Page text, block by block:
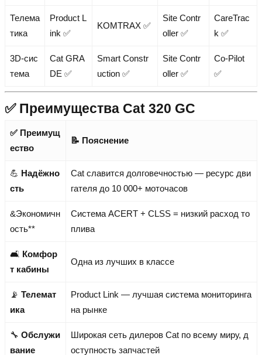
Телема
тика
Product L
ink ✅
KOMTRAX ✅
Site Contr
oller ✅
CareTrac
k ✅
3D-сис
тема
Cat GRA
DE ✅
Smart Constr
uction ✅
Site Contr
oller ✅
Co-Pilot
✅
✅ Преимущества Cat 320 GC
✅ Преимущ
ество
📝 Пояснение
💪 Надёжно
сть
Cat славится долговечностью — ресурс дви
гателя до 10 000+ моточасов
&Экономичн
ость**
Система ACERT + CLSS = низкий расход то
плива
🛋️ Комфор
т кабины
Одна из лучших в классе
📡 Телемат
ика
Product Link — лучшая система мониторинга
на рынке
🔧 Обслужи
вание
Широкая сеть дилеров Cat по всему миру, д
оступность запчастей